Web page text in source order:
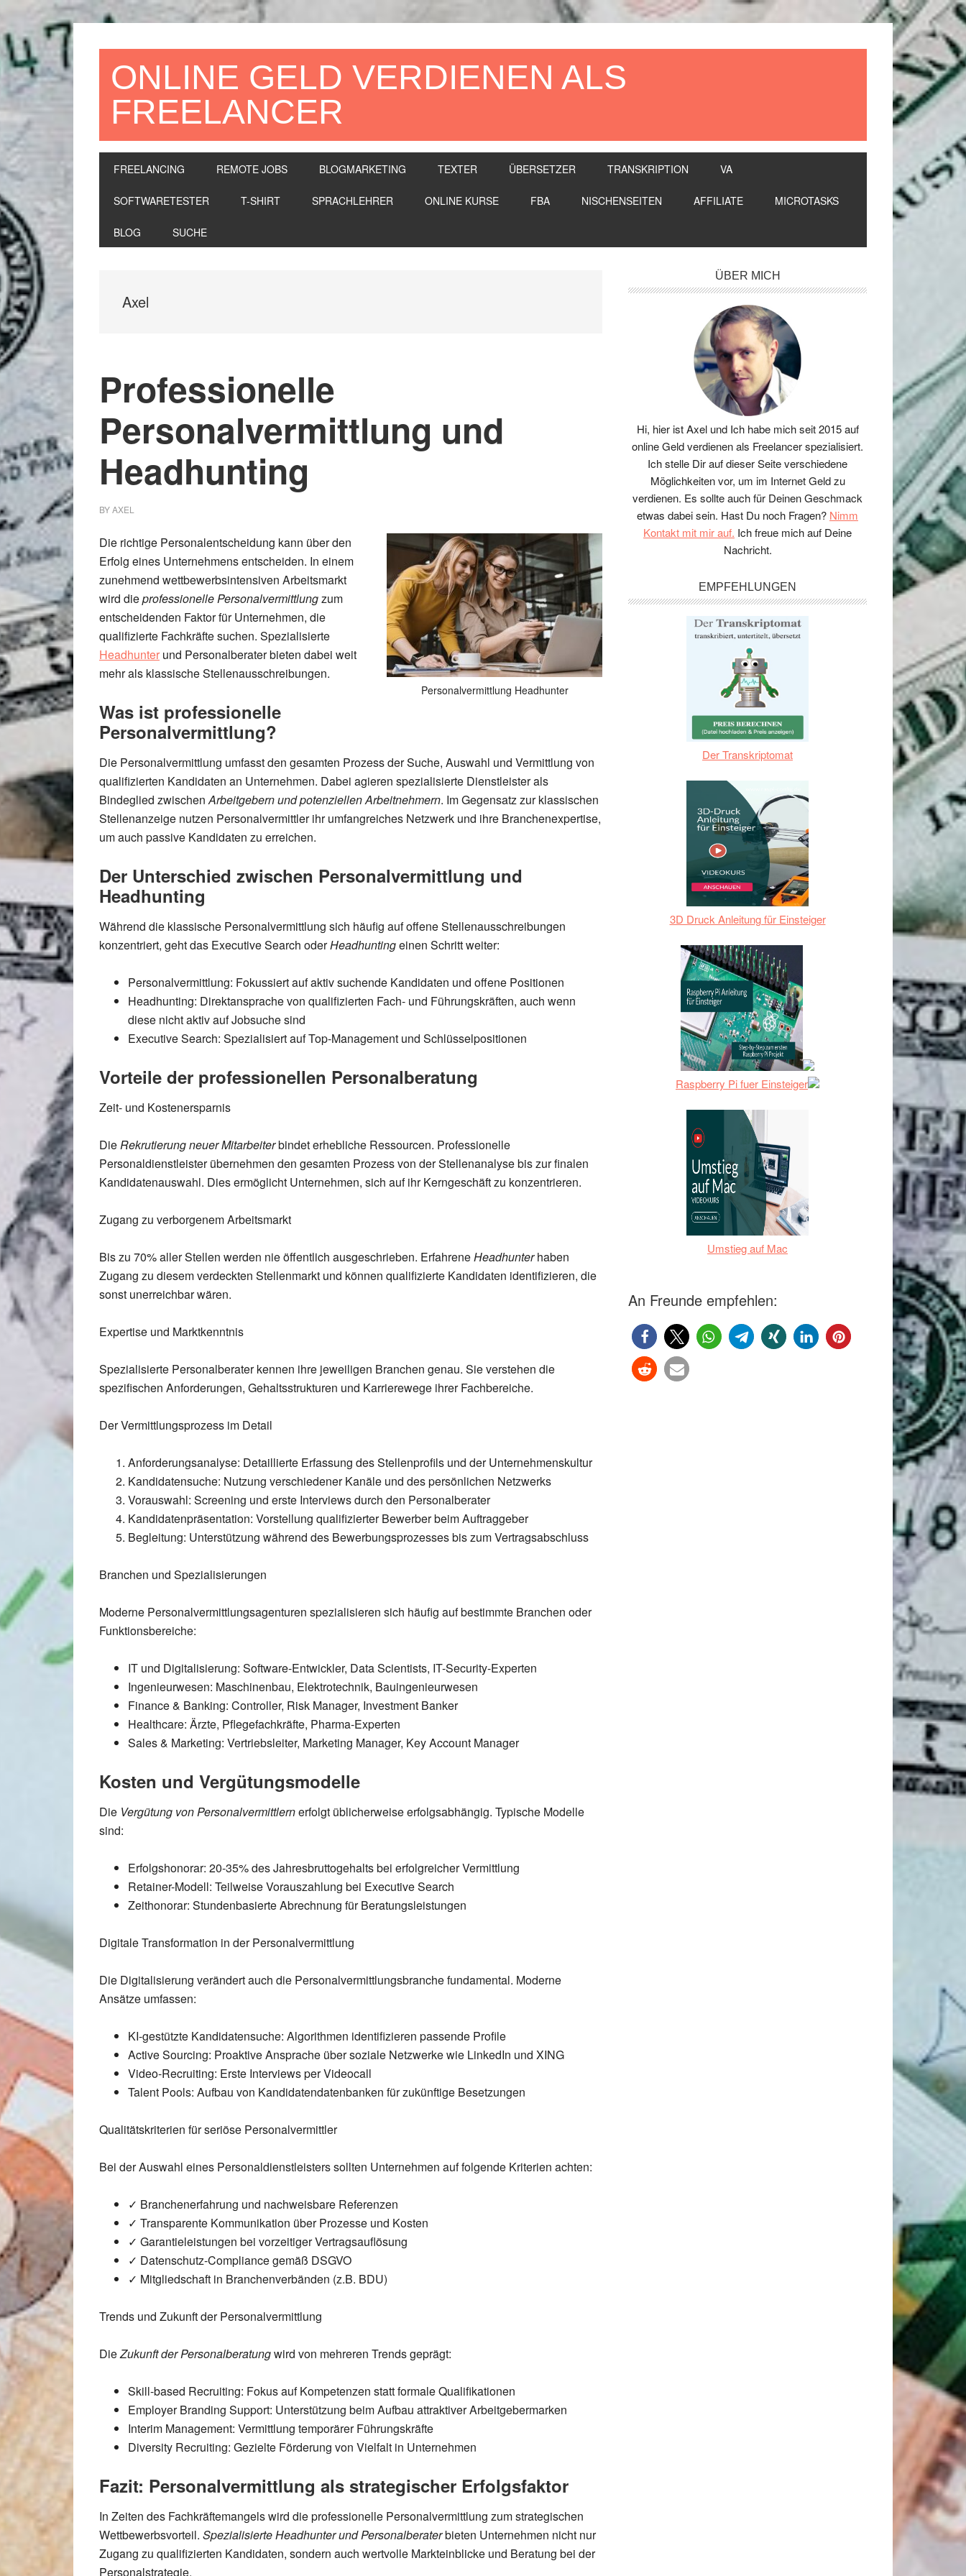
Hauptnavigation
springen
springen
Seitenspalte
springen
ONLINE GELD VERDIENEN ALS
FREELANCER
FREELANCING REMOTE JOBS BLOGMARKETING TEXTER ÜBERSETZER TRANSKRIPTION VA
SOFTWARETESTER T-SHIRT SPRACHLEHRER ONLINE KURSE FBA NISCHENSEITEN AFFILIATE MICROTASKS
BLOG SUCHE
Axel
Professionelle
Personalvermittlung und
Headhunting
BYAXEL
Personalvermittlung Headhunter
Die richtige Personalentscheidung kann über den
Erfolg eines Unternehmens entscheiden. In einem
zunehmend wettbewerbsintensiven Arbeitsmarkt
wird dieprofessionelle Personalvermittlungzum
entscheidenden Faktor für Unternehmen, die
qualifizierte Fachkräfte suchen. Spezialisierte
Headhunter und Personalberaterbieten dabei weit
mehr als klassische Stellenausschreibungen.
Was ist professionelle
Personalvermittlung?
Die Personalvermittlung umfasst den gesamten Prozess der Suche, Auswahl und Vermittlung von
qualifizierten Kandidaten an Unternehmen. Dabei agieren spezialisierte Dienstleister als
Bindeglied zwischenArbeitgebern und potenziellen Arbeitnehmern. Im Gegensatz zur klassischen
Stellenanzeige nutzen Personalvermittler ihr umfangreiches Netzwerk und ihre Branchenexpertise,
um auch passive Kandidaten zu erreichen.
Der Unterschied zwischen Personalvermittlung und
Headhunting
Während die klassische Personalvermittlung sich häufig auf offene Stellenausschreibungen
konzentriert, geht das Executive Search oderHeadhuntingeinen Schritt weiter:
Personalvermittlung: Fokussiert auf aktiv suchende Kandidaten und offene Positionen
Headhunting: Direktansprache von qualifizierten Fach- und Führungskräften, auch wenn
diese nicht aktiv auf Jobsuche sind
Executive Search: Spezialisiert auf Top-Management und Schlüsselpositionen
Vorteile der professionellen Personalberatung
Zeit- und Kostenersparnis
DieRekrutierung neuer Mitarbeiterbindet erhebliche Ressourcen. Professionelle
Personaldienstleisterübernehmen den gesamten Prozess von der Stellenanalyse bis zur finalen
Kandidatenauswahl. Dies ermöglicht Unternehmen, sich auf ihr Kerngeschäft zu konzentrieren.
Zugang zu verborgenem Arbeitsmarkt
Bis zu 70% aller Stellen werden nie öffentlich ausgeschrieben. ErfahreneHeadhunterhaben
Zugang zu diesem verdeckten Stellenmarkt und können qualifizierte Kandidaten identifizieren, die
sonst unerreichbar wären.
Expertise und Marktkenntnis
Spezialisierte Personalberaterkennen ihre jeweiligen Branchen genau. Sie verstehen die
spezifischen Anforderungen, Gehaltsstrukturen und Karrierewege ihrer Fachbereiche.
Der Vermittlungsprozess im Detail
Anforderungsanalyse: Detaillierte Erfassung des Stellenprofils und der Unternehmenskultur
Kandidatensuche: Nutzung verschiedener Kanäle und des persönlichen Netzwerks
Vorauswahl: Screening und erste Interviews durch den Personalberater
Kandidatenpräsentation: Vorstellung qualifizierter Bewerber beim Auftraggeber
Begleitung: Unterstützung während des Bewerbungsprozesses bis zum Vertragsabschluss
Branchen und Spezialisierungen
Moderne Personalvermittlungsagenturen spezialisieren sich häufig auf bestimmte Branchen oder
Funktionsbereiche:
IT und Digitalisierung: Software-Entwickler, Data Scientists, IT-Security-Experten
Ingenieurwesen: Maschinenbau, Elektrotechnik, Bauingenieurwesen
Finance & Banking: Controller, Risk Manager, Investment Banker
Healthcare: Ärzte, Pflegefachkräfte, Pharma-Experten
Sales & Marketing: Vertriebsleiter, Marketing Manager, Key Account Manager
Kosten und Vergütungsmodelle
Die Vergütung von Personalvermittlernerfolgt üblicherweise erfolgsabhängig. Typische Modelle
sind:
Erfolgshonorar: 20-35% des Jahresbruttogehalts bei erfolgreicher Vermittlung
Retainer-Modell: Teilweise Vorauszahlung bei Executive Search
Zeithonorar: Stundenbasierte Abrechnung für Beratungsleistungen
Digitale Transformation in der Personalvermittlung
Die Digitalisierung verändert auch die Personalvermittlungsbranche fundamental. Moderne
Ansätze umfassen:
KI-gestützte Kandidatensuche: Algorithmen identifizieren passende Profile
Active Sourcing: Proaktive Ansprache über soziale Netzwerke wie LinkedIn und XING
Video-Recruiting: Erste Interviews per Videocall
Talent Pools: Aufbau von Kandidatendatenbanken für zukünftige Besetzungen
Qualitätskriterien für seriöse Personalvermittler
Bei der Auswahl eines Personaldienstleisterssollten Unternehmen auf folgende Kriterien achten:
✓ Branchenerfahrung und nachweisbare Referenzen
✓ Transparente Kommunikation über Prozesse und Kosten
✓ Garantieleistungen bei vorzeitiger Vertragsauflösung
✓ Datenschutz-Compliancegemäß DSGVO
✓ Mitgliedschaft in Branchenverbänden (z.B. BDU)
Trends und Zukunft der Personalvermittlung
DieZukunft der Personalberatungwird von mehreren Trends geprägt:
Skill-based Recruiting: Fokus auf Kompetenzen statt formale Qualifikationen
Employer Branding Support: Unterstützung beim Aufbau attraktiver Arbeitgebermarken
Interim Management: Vermittlung temporärer Führungskräfte
Diversity Recruiting: Gezielte Förderung von Vielfalt in Unternehmen
Fazit: Personalvermittlung als strategischer Erfolgsfaktor
In Zeiten des Fachkräftemangelswird die professionelle Personalvermittlung zum strategischen
Wettbewerbsvorteil. Spezialisierte Headhunter und Personalberaterbieten Unternehmen nicht nur
Zugang zu qualifizierten Kandidaten, sondern auch wertvolle Markteinblicke und Beratung bei der
Personalstrategie.
SeitenspalteÜBER MICH
Hi, hier ist Axel und Ich habe mich seit 2015 auf
online Geld verdienen als Freelancer spezialisiert.
Ich stelle Dir auf dieser Seite verschiedene
Möglichkeiten vor, um im Internet Geld zu
verdienen. Es sollte auch für Deinen Geschmack
etwas dabei sein. Hast Du noch Fragen? Nimm
Kontakt mit mir auf. Ich freue mich auf Deine
Nachricht.
EMPFEHLUNGEN
Der Transkriptomat
3D Druck Anleitung für Einsteiger
Raspberry Pi fuer Einsteiger
Umstieg auf Mac
An Freunde empfehlen: